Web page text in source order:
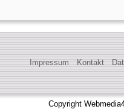
Impressum Kontakt
Copyright